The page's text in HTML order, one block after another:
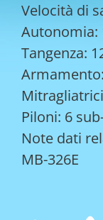
Velocità di
Autonomia:
Tangenza:
Armamento:
Piloni: 6
Note dati
MB-326E